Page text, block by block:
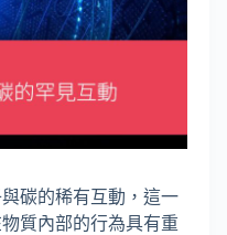
碳的稀有互動，這一
質內部的行為具有重